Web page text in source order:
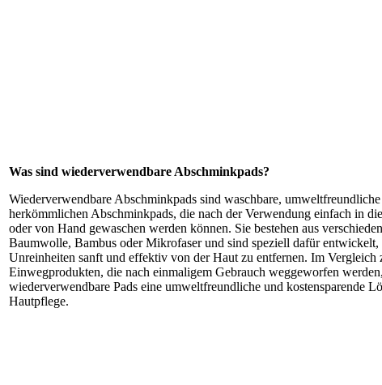
Was sind wiederverwendbare Abschminkpads?
Wiederverwendbare Abschminkpads sind waschbare,
herkömmlichen Abschminkpads, die nach der Verwendung einfach in
oder von Hand gewaschen werden können. Sie bestehen aus
Baumwolle, Bambus oder Mikrofaser und sind speziell dafür
Unreinheiten sanft und effektiv von der Haut zu entfernen. Im Vergleich
Einwegprodukten, die nach einmaligem Gebrauch weggeworfen
wiederverwendbare Pads eine umweltfreundliche und kostensparende
Hautpflege.